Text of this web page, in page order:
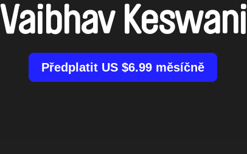
Vaibhav Keswani
Předplatit US $6.99 měsíčně